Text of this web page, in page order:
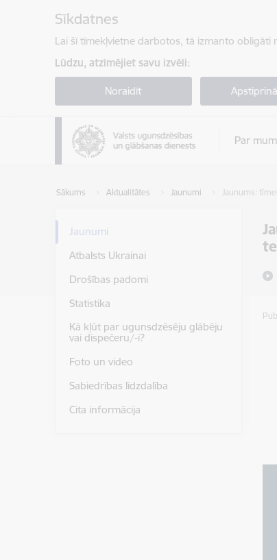
Sīkdatnes
Lai šī tīmekļvietne darbotos, tā izmanto obligāti
Lūdzu, atzīmējiet savu izvēli:
Noraidīt
Par
Sākums Aktualitātes Jaunumi Jaunums:
Jaunumi
Atbalsts Ukrainai
Drošības padomi
Statistika
Kā kļūt par ugunsdzēsēju glābēju
vai dispečeru/-i?
Foto un video
Sabiedrības līdzdalība
Cita informācija